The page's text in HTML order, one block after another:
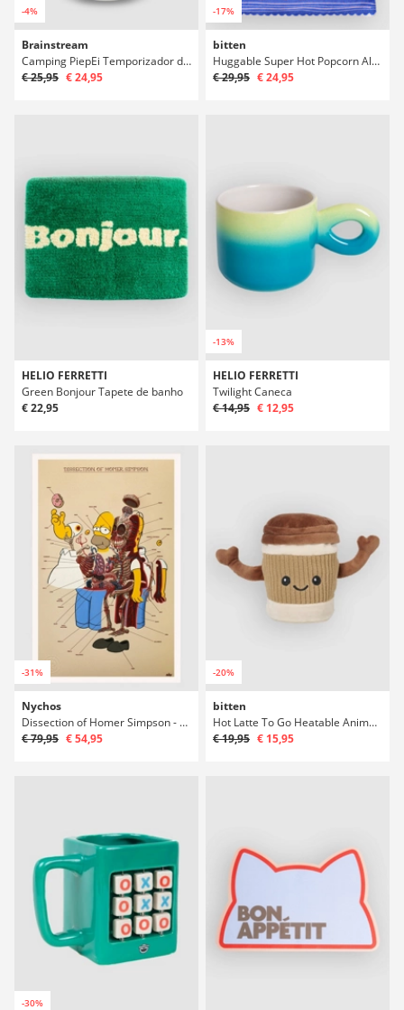
-4%
Brainstream
Camping PiepEi Temporizador de ovos
€ 25,95 € 24,95
-17%
bitten
Huggable Super Hot Popcorn Almofada
€ 29,95 € 24,95
HELIO FERRETTI
Green Bonjour Tapete de banho
€ 22,95
-13%
HELIO FERRETTI
Twilight Caneca
€ 14,95 € 12,95
-31%
Nychos
Dissection of Homer Simpson - Anatomy Impressão de arte
€ 79,95 € 54,95
-20%
bitten
Hot Latte To Go Heatable Animal Almofada
€ 19,95 € 15,95
-30%